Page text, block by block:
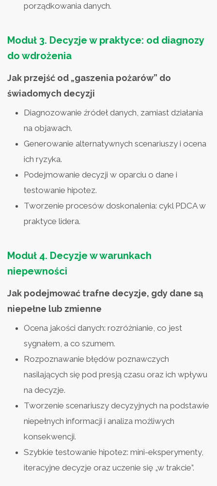
porządkowania danych.
Moduł 3. Decyzje w praktyce: od diagnozy
do wdrożenia
Jak przejść od „gaszenia pożarów” do
świadomych decyzji
Diagnozowanie źródeł danych, zamiast działania
na objawach.
Generowanie alternatywnych scenariuszy i ocena
ich ryzyka.
Podejmowanie decyzji w oparciu o dane i
testowanie hipotez.
Tworzenie procesów doskonalenia: cykl PDCA w
praktyce lidera.
Moduł 4. Decyzje w warunkach
niepewności
Jak podejmować trafne decyzje, gdy dane są
niepełne lub zmienne
Ocena jakości danych: rozróżnianie, co jest
sygnałem, a co szumem.
Rozpoznawanie błędów poznawczych
nasilających się pod presją czasu oraz ich wpływu
na decyzje.
Tworzenie scenariuszy decyzyjnych na podstawie
niepełnych informacji i analiza możliwych
konsekwencji.
Szybkie testowanie hipotez: mini-eksperymenty,
iteracyjne decyzje oraz uczenie się „w trakcie”.